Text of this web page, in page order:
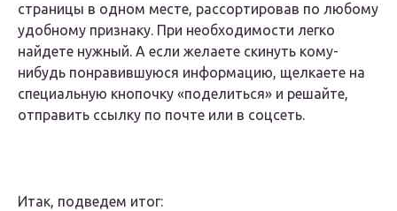
страницы в одном месте, рассортировав по любому
удобному признаку. При необходимости легко
найдете нужный. А если желаете скинуть кому-
нибудь понравившуюся информацию, щелкаете на
специальную кнопочку «поделиться» и решайте,
отправить ссылку по почте или в соцсеть.
Итак, подведем итог: